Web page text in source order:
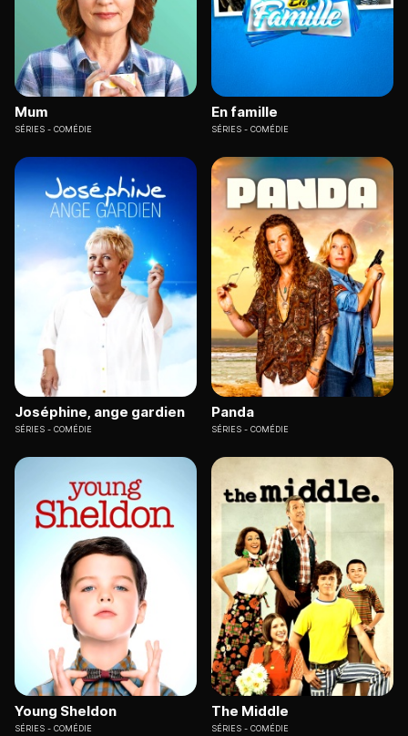
Mum
SÉRIES COMÉDIE
En famille
SÉRIES COMÉDIE
Joséphine, ange gardien
SÉRIES COMÉDIE
Panda
SÉRIES COMÉDIE
Young Sheldon
SÉRIES COMÉDIE
The Middle
SÉRIES COMÉDIE